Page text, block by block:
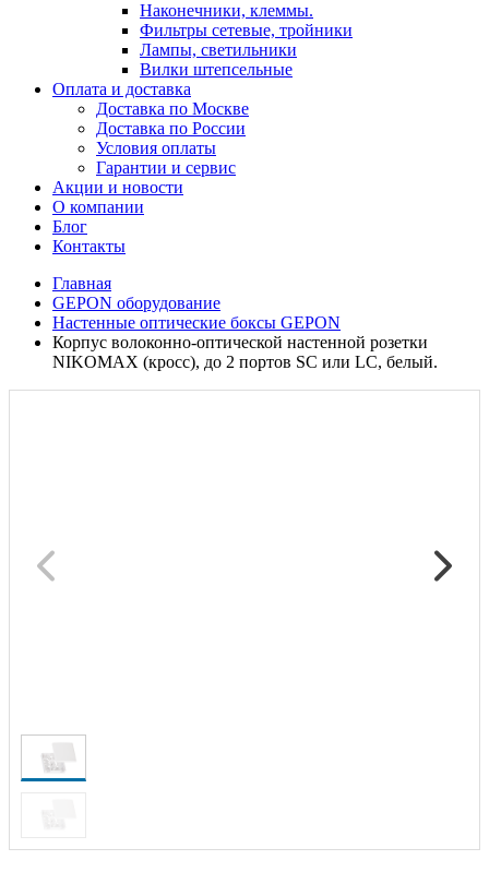
Наконечники, клеммы.
Фильтры сетевые, тройники
Лампы, светильники
Вилки штепсельные
Оплата и доставка
Доставка по Москве
Доставка по России
Условия оплаты
Гарантии и сервис
Акции и новости
О компании
Блог
Контакты
Главная
GEPON оборудование
Настенные оптические боксы GEPON
Корпус волоконно-оптической настенной розетки
NIKOMAX (кросс), до 2 портов SC или LC, белый.